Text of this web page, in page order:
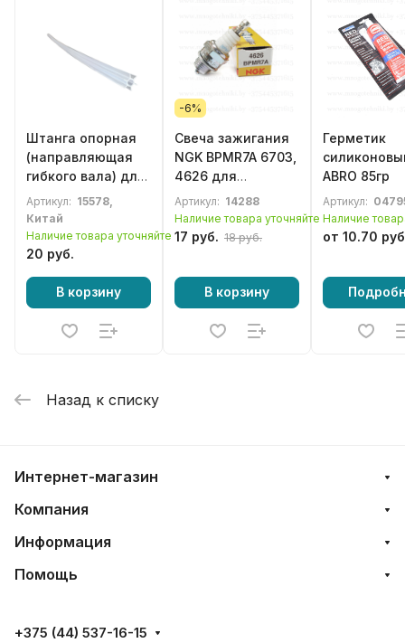
Штанга опорная
(направляющая
гибкого вала) для
бензотриммера
Stihl FS55
Артикул: 15578,
Китай
Наличие товара уточняйте
20 руб.
В корзину
-6%
Свеча зажигания
NGK BPMR7A 6703,
4626 для
бензотриммера,
мотокосы
Артикул: 14288
Наличие товара уточняйте
17 руб. 18 руб.
В корзину
Герметик
ABRO 85гр
Артикул:
Наличие
от 10.70
Назад к списку
Интернет-магазин
Компания
Информация
Помощь
+375 (44) 537-16-15